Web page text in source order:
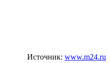
Источник: www.m24.ru